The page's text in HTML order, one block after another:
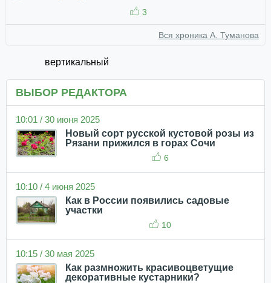
3
Вся хроника А. Туманова
вертикальный
ВЫБОР РЕДАКТОРА
10:01 / 30 июня 2025
Новый сорт русской кустовой розы из
Рязани прижился в горах Сочи
6
10:10 / 4 июня 2025
Как в России появились садовые
участки
10
10:15 / 30 мая 2025
Как размножить красивоцветущие
декоративные кустарники?